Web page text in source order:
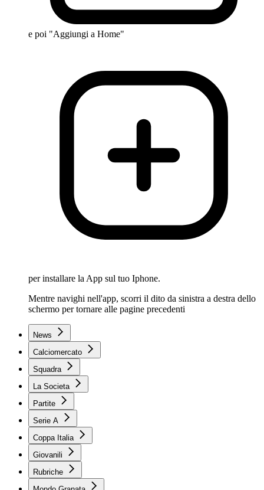
e poi "Aggiungi a Home"
per installare la App sul tuo Iphone.
Mentre navighi nell'app, scorri il dito da sinistra a destra dello
schermo per tornare alle pagine precedenti
News
Calciomercato
Squadra
La Societa
Partite
Serie A
Coppa Italia
Giovanili
Rubriche